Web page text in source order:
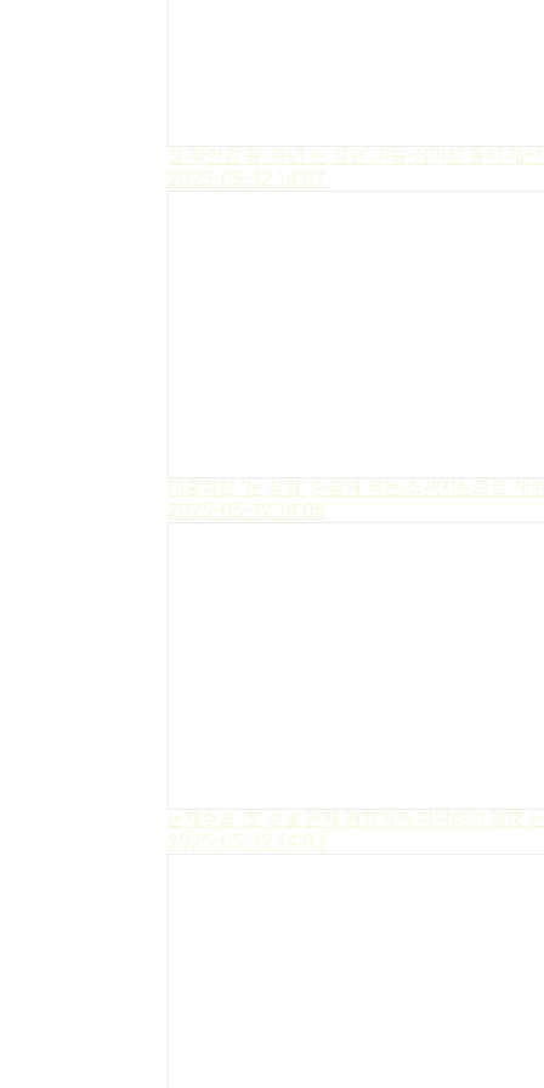
상·하안검 등 '중년 눈 성형' 기능·심미성 동시 개
2025-05-12 14:07
대중화한 ‘눈 성형’ 수술에 짝눈·소세지눈으로 재
2025-05-12 14:05
눈재수술, 첫 수술 문제 명확하게 파악하여 맞춤
2025-05-12 14:03